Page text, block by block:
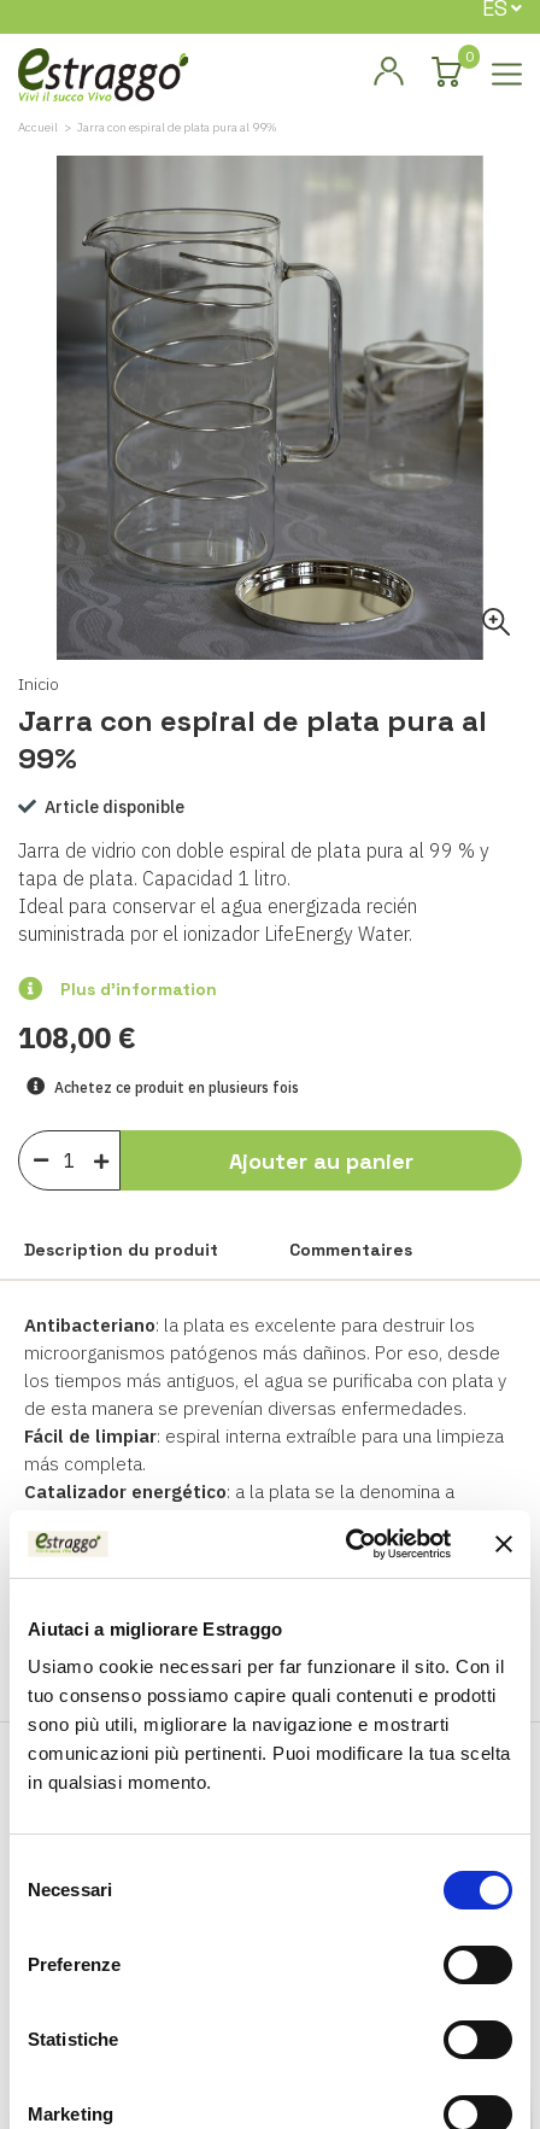
Aiutaci a migliorare Estraggo
Usiamo cookie necessari per far funzionare il sito. Con il
tuo consenso possiamo capire quali contenuti e prodotti
sono più utili, migliorare la navigazione e mostrarti
comunicazioni più pertinenti. Puoi modificare la tua scelta
in qualsiasi momento.
delNecessari
Preferenze
Statistiche
Marketing
ES
0
Accueil Jarra con espiral de plata pura al 99%
Inicio
Jarra con espiral de plata pura al
99%
Article disponible
Jarra de vidrio con doble espiral de plata pura al 99 % y
tapa de plata. Capacidad 1 litro.
Ideal para conservar el agua energizada recién
suministrada por el ionizador LifeEnergy Water.
Plus d'information
108,00 €
Achetez ce produit en plusieurs fois
Ajouter au panier
Description du produit Commentaires
Antibacteriano: la plata es excelente para destruir los
microorganismos patógenos más dañinos. Por eso, desde
los tiempos más antiguos, el agua se purificaba con plata y
de esta manera se prevenían diversas enfermedades.
Fácil de limpiar: espiral interna extraíble para una limpieza
más completa.
Catalizador energético: a la plata se la denomina a
del reflejo de la luz solar sobre la luna, de absorber las
vibraciones más bajas, incluidas las sucias que
Acheter